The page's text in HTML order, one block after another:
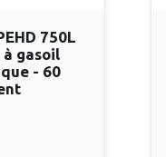
750L
gasoil
- 60